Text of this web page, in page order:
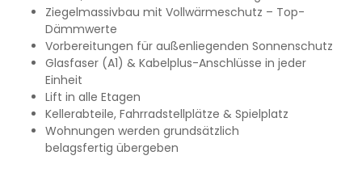
Ziegelmassivbau mit Vollwärmeschutz – Top-
Dämmwerte
Vorbereitungen für außenliegenden Sonnenschutz
Glasfaser (A1) & Kabelplus-Anschlüsse in jeder
Einheit
Lift in alle Etagen
Kellerabteile, Fahrradstellplätze & Spielplatz
Wohnungen werden grundsätzlich
belagsfertig übergeben